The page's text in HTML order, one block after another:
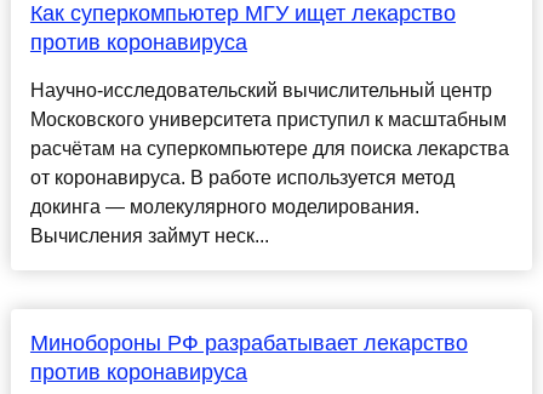
Как суперкомпьютер МГУ ищет лекарство
против коронавируса
Научно-исследовательский вычислительный центр
Московского университета приступил к масштабным
расчётам на суперкомпьютере для поиска лекарства
от коронавируса. В работе используется метод
докинга — молекулярного моделирования.
Вычисления займут неск...
Минобороны РФ разрабатывает лекарство
против коронавируса